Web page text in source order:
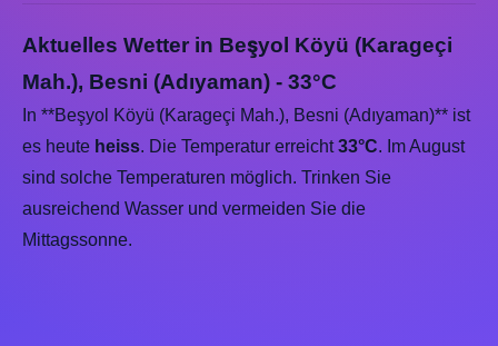
Aktuelles Wetter in Beşyol Köyü (Karageçi
Mah.), Besni (Adıyaman) - 33°C
In **Beşyol Köyü (Karageçi Mah.), Besni (Adıyaman)** ist
es heute heiss. Die Temperatur erreicht33°C. Im August
sind solche Temperaturen möglich. Trinken Sie
ausreichend Wasser und vermeiden Sie die
Mittagssonne.